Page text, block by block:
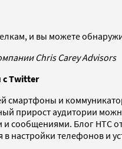
и вы можете
Chris Carey Advisors
с Twitter
смартфоны и
прирост аудитории
сообщениями. Блог HTC
в настройки телефонов и